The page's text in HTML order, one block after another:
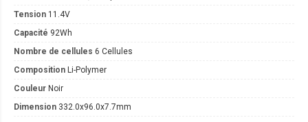
Tension 11.4V
Capacité 92Wh
Nombre de cellules 6 Cellules
Composition Li-Polymer
Couleur Noir
Dimension 332.0x96.0x7.7mm